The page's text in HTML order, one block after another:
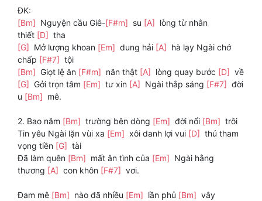
ĐK:
[Bm] Nguyện cầu Giê-[F#m] su [A] lòng từ nhân
thiết [D] tha
[G] Mở lượng khoan [Em] dung hải [A] hà lạy Ngài chớ
chấp [F#7] tội
[Bm] Giọt lệ ăn [F#m] năn thật [A] lòng quay bước [D] về
[G] Gởi trọn tâm [Em] tư xin [A] Ngài thắp sáng [F#7] đời
u [Bm] mê.
2. Bao năm [Bm] trường bên dòng [Em] đời nổi [Bm] trôi
Tin yêu Ngài lặn vùi xa [Em] xôi danh lợi vui [D] thú tham
vọng tiền [G] tài
Đã làm quên [Bm] mất ân tình của [Em] Ngài hằng
thương [A] con khôn [F#7] vơi.
Đam mê [Bm] nào đã nhiều [Em] lần phủ [Bm] vây